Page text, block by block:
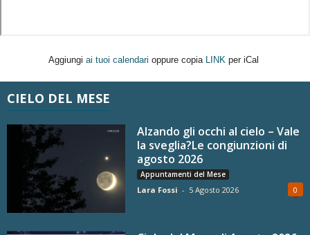
Aggiungi ai tuoi calendari oppure copia LINK per iCal
CIELO DEL MESE
Alzando gli occhi al cielo – Vale
la sveglia?Le congiunzioni di
agosto 2026
Appuntamenti del Mese
Lara Fossi - 5 Agosto 2026 0